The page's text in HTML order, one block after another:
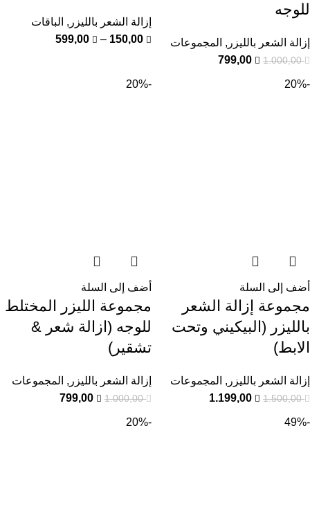
للوجه
إزالة الشعر بالليزر , المجموعات
1.000,00
799,00
إزالة الشعر بالليزر , الباقات
150,00
–
599,00
-20%
أضف إلى السلة
مجموعة إزالة الشعر
بالليزر (البيكيني وتحت
الابط)
إزالة الشعر بالليزر , المجموعات
1.500,00
1.199,00
-20%
أضف إلى السلة
مجموعة الليزر المختلط
للوجه (ازالة شعر &
تشقير)
إزالة الشعر بالليزر , المجموعات
1.000,00
799,00
-49%
-20%